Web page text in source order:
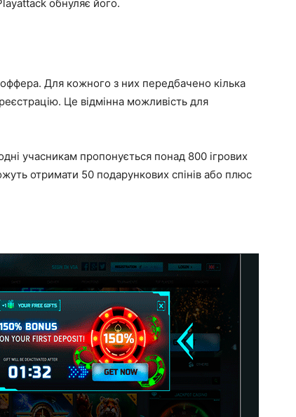
обнуляє його.
Для кожного з них передбачено кілька
Це відмінна можливість для
учасникам пропонується понад 800 ігрових
отримати 50 подарункових спінів або плюс